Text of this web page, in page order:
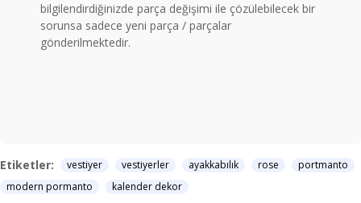
bilgilendirdiğinizde parça değişimi ile çözülebilecek bir
sorunsa sadece yeni parça / parçalar
gönderilmektedir.
Etiketler: vestiyer vestiyerler ayakkabılık rose
portmanto
modern pormanto
kalender dekor